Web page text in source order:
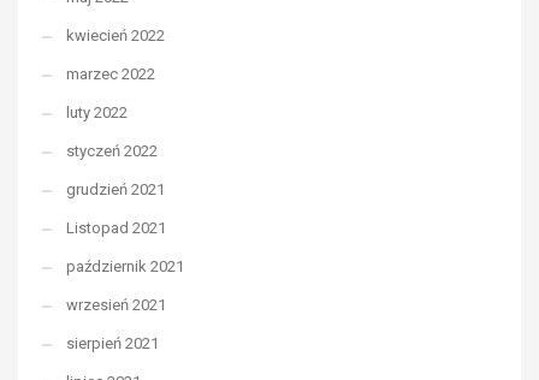
kwiecień 2022
marzec 2022
luty 2022
styczeń 2022
grudzień 2021
Listopad 2021
październik 2021
wrzesień 2021
sierpień 2021